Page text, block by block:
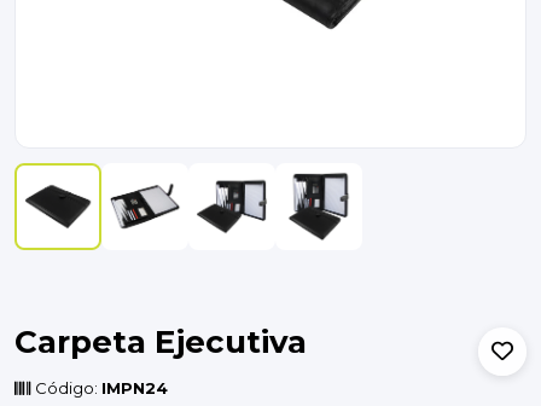
Carpeta Ejecutiva
Código: IMPN24